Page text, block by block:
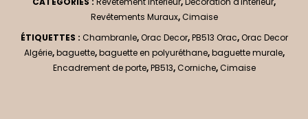
Revêtements Muraux,Cimaise
ÉTIQUETTES : Chambranle,Orac Decor,PB513 Orac,Orac Decor
Algérie,baguette,baguette en polyuréthane,baguette murale,
Encadrement de porte,PB513,Corniche,Cimaise